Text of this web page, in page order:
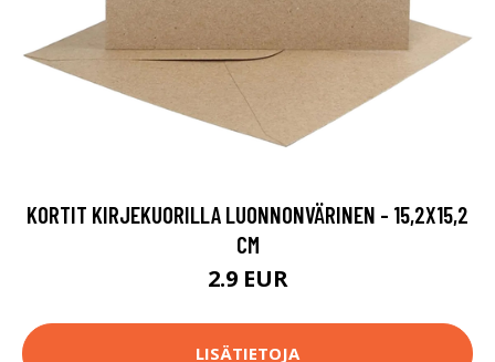
KORTIT KIRJEKUORILLA LUONNONVÄRINEN - 15,2X15,2
CM
2.9 EUR
LISÄTIETOJA